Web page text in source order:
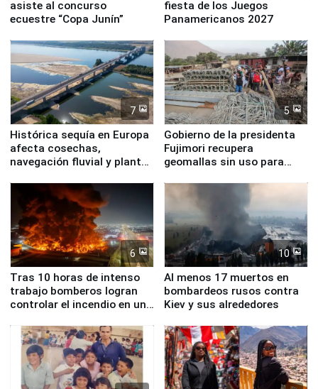
asiste al concurso
ecuestre “Copa Junín”
fiesta de los Juegos
Panamericanos 2027
7
Histórica sequía en Europa
afecta cosechas,
navegación fluvial y plantas
5
Gobierno de la presidenta
Fujimori recupera
geomallas sin uso para
Fenómeno El Niño
6
Tras 10 horas de intenso
trabajo bomberos logran
controlar el incendio en una
de Chile
10
Al menos 17 muertos en
bombardeos rusos contra
Kiev y sus alrededores